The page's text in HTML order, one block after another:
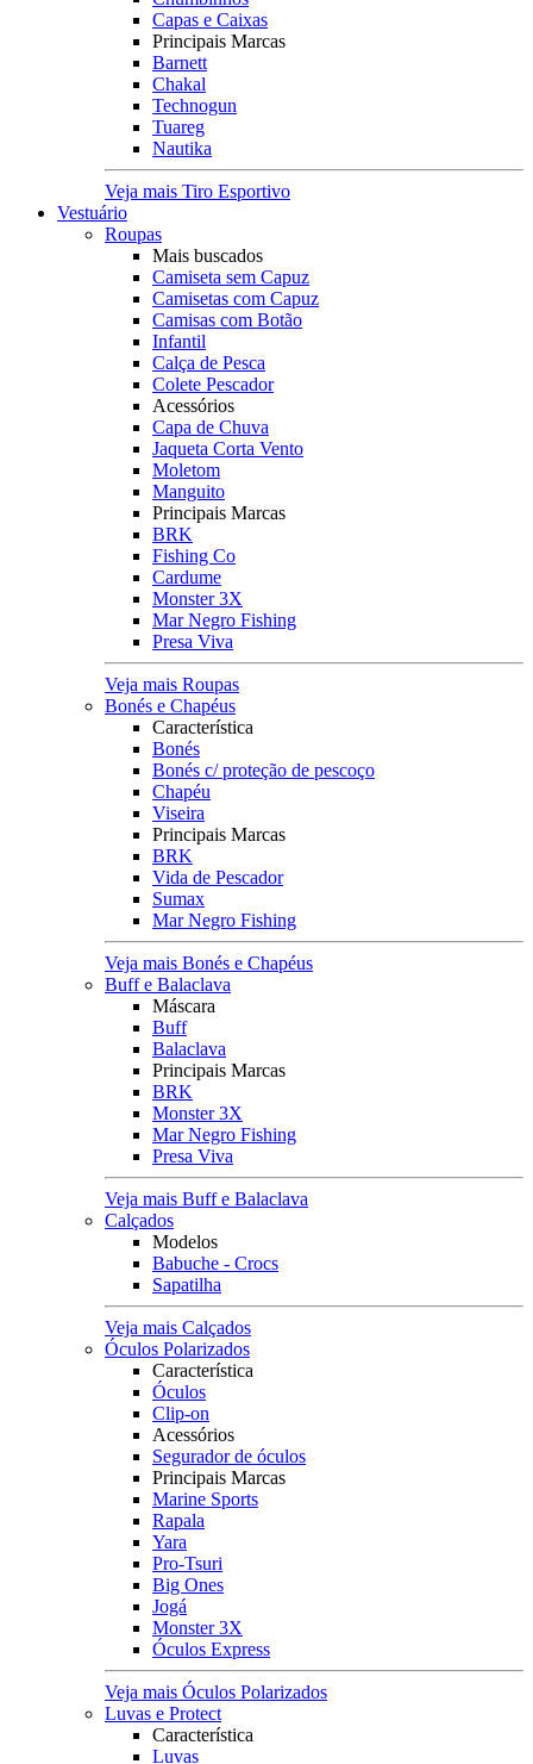
Capas e Caixas
Principais Marcas
Barnett
Chakal
Technogun
Tuareg
Nautika
Veja mais Tiro Esportivo
Vestuário
Roupas
Mais buscados
Camiseta sem Capuz
Camisetas com Capuz
Camisas com Botão
Infantil
Calça de Pesca
Colete Pescador
Acessórios
Capa de Chuva
Jaqueta Corta Vento
Moletom
Manguito
Principais Marcas
BRK
Fishing Co
Cardume
Monster 3X
Mar Negro Fishing
Presa Viva
Veja mais Roupas
Bonés e Chapéus
Característica
Bonés
Bonés c/ proteção de pescoço
Chapéu
Viseira
Principais Marcas
BRK
Vida de Pescador
Sumax
Mar Negro Fishing
Veja mais Bonés e Chapéus
Buff e Balaclava
Máscara
Buff
Balaclava
Principais Marcas
BRK
Monster 3X
Mar Negro Fishing
Presa Viva
Veja mais Buff e Balaclava
Calçados
Modelos
Babuche - Crocs
Sapatilha
Veja mais Calçados
Óculos Polarizados
Característica
Óculos
Clip-on
Acessórios
Segurador de óculos
Principais Marcas
Marine Sports
Rapala
Yara
Pro-Tsuri
Big Ones
Jogá
Monster 3X
Óculos Express
Veja mais Óculos Polarizados
Luvas e Protect
Característica
Luvas